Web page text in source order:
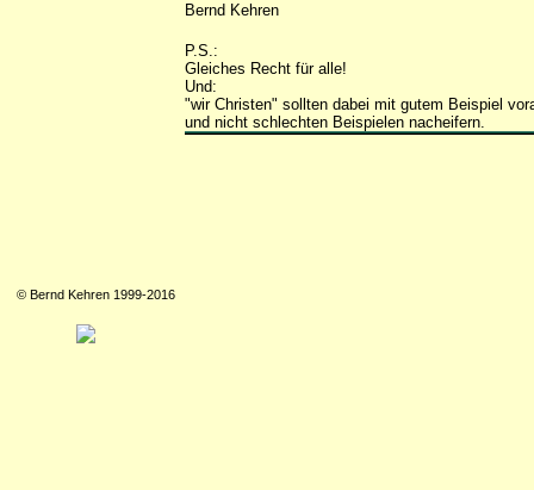
© Bernd Kehren 1999-2016
Bernd Kehren
P.S.:
Gleiches Recht für alle!
Und:
"wir Christen" sollten dabei mit gutem Beispiel
und nicht schlechten Beispielen nacheifern.